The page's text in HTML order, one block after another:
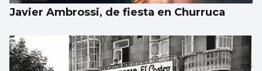
Javier Ambrossi, de fiesta en Churruca